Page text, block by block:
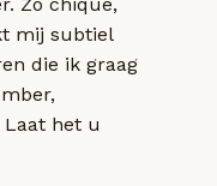
mij subtiel
die ik graag
Laat het u